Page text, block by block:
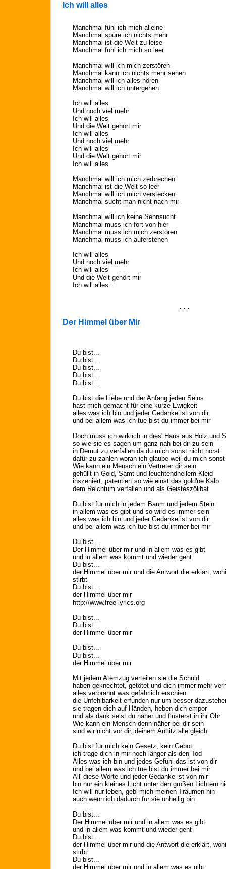
Ich will alles
Manchmal fühl ich mich alleine
Manchmal spüre ich nichts mehr
Manchmal ist die Welt zu leise
Manchmal fühl ich mich so leer
Manchmal will ich mich zerstören
Manchmal kann ich nichts mehr sehen
Manchmal will ich alles hören
Manchmal will ich untergehen
Ich will alles
Und noch viel mehr
Ich will alles
Und die Welt gehört mir
Ich will alles
Und noch viel mehr
Ich will alles
Und die Welt gehört mir
Ich will alles
Manchmal will ich mich zerbrechen
Manchmal ist die Welt so leer
Manchmal will ich mich verstecken
Manchmal sucht man nicht nach mir
Manchmal will ich keine Sehnsucht
Manchmal muss ich fort von hier
Manchmal muss ich mich zerstören
Manchmal muss ich auferstehen
Ich will alles
Und noch viel mehr
Ich will alles
Und die Welt gehört mir
Ich will alles...
. . .
Der Himmel über Mir
Du bist...
Du bist...
Du bist...
Du bist...
Du bist...
Du bist die Liebe und der Anfang jeden Seins
hast mich gemacht für eine kurze Ewigkeit
alles was ich bin und jeder Gedanke ist von dir
und bei allem was ich tue bist du immer bei mir
Doch muss ich wirklich in dies' Haus aus Holz und
so wie sie es sagen um ganz nah bei dir zu sein
in Demut zu verfallen da du mich sonst nicht hörst
dafür zu zahlen woran ich glaube weil du mich
Wie kann ein Mensch ein Vertreter dir sein
gehüllt in Gold, Samt und leuchtendhellem Kleid
inszeniert, patentiert so wie einst das gold'ne Kalb
dem Reichtum verfallen und als Geisteszölibat
Du bist für mich in jedem Baum und jedem Stein
in allem was es gibt und so wird es immer sein
alles was ich bin und jeder Gedanke ist von dir
und bei allem was ich tue bist du immer bei mir
Du bist...
Der Himmel über mir und in allem was es gibt
und in allem was kommt und wieder geht
Du bist...
der Himmel über mir und die Antwort die erklärt,
stirbt
Du bist...
der Himmel über mir
http://www.free-lyrics.org
Du bist...
Du bist...
der Himmel über mir
Du bist...
Du bist...
der Himmel über mir
Mit jedem Atemzug verteilen sie die Schuld
haben geknechtet, getötet und dich immer mehr
alles verbrannt was gefährlich erschien
die Unfehlbarkeit erfunden nur um besser
sie tragen dich auf Händen, heben dich empor
und als dank seist du näher und flüsterst in ihr Ohr
Wie kann ein Mensch denn näher bei dir sein
sind wir nicht vor dir, deinem Antlitz alle gleich
Du bist für mich kein Gesetz, kein Gebot
ich trage dich in mir noch länger als den Tod
Alles was ich bin und jedes Gefühl das ist von dir
und bei allem was ich tue bist du immer bei mir
All' diese Worte und jeder Gedanke ist von mir
bin nur ein kleines Licht unter den großen Lichtern
Ich will nur leben, geb' mich meinen Träumen hin
auch wenn ich dadurch für sie unheilig bin
Du bist...
Der Himmel über mir und in allem was es gibt
und in allem was kommt und wieder geht
Du bist...
der Himmel über mir und die Antwort die erklärt,
stirbt
Du bist...
der Himmel über mir und in allem was es gibt